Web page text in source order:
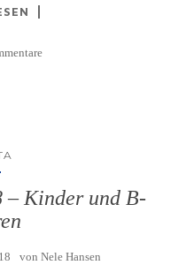
– Kinder und B-
von Nele Hansen